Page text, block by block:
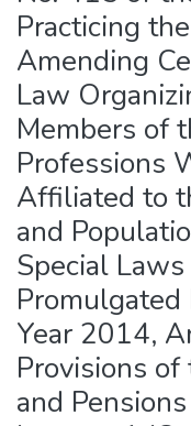
Practicing
Amending
Law
Members of
Professions
Affiliated to
and
Special
Year 2014,
Provisions of
and